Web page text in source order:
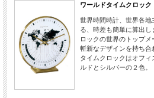
ワールドタイムクロッ
世界時間時計、世界各
る、時差も簡単に算出
ロックの世界のトップ
斬新なデザインを持ち合
タイムクロックはオフ
ルドとシルバーの２色。